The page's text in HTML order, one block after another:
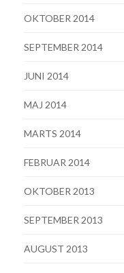
OKTOBER 2014
SEPTEMBER 2014
JUNI 2014
MAJ 2014
MARTS 2014
FEBRUAR 2014
OKTOBER 2013
SEPTEMBER 2013
AUGUST 2013